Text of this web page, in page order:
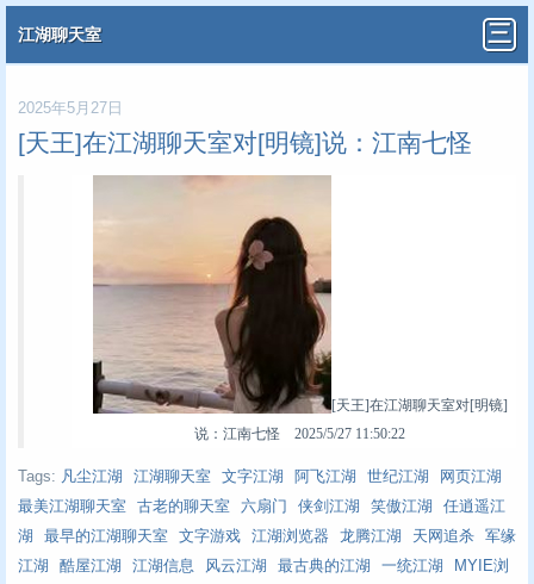
江湖聊天室
2025年5月27日
[天王]在江湖聊天室对[明镜]说：江南七怪
[天王]在江湖聊天室对[明镜]
说：江南七怪 2025/5/27 11:50:22
Tags: 凡尘江湖 江湖聊天室 文字江湖 阿飞江湖 世纪江湖
网页江湖
最美江湖聊天室
古老的聊天室 六扇门 侠剑江湖 笑傲江湖
任逍遥江
湖
最早的江湖聊天室 文字游戏 江湖浏览器 龙腾江湖 天网追杀
军缘
江湖
酷屋江湖 江湖信息 风云江湖 最古典的江湖 一统江湖
MYIE浏